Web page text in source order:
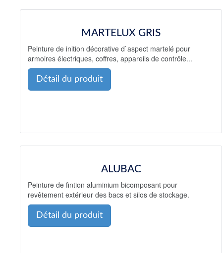
MARTELUX GRIS
Peinture de inition décorative d`aspect martelé pour
armoires électriques, coffres, appareils de contrôle...
Détail du produit
ALUBAC
Peinture de fintion aluminium bicomposant pour
revêtement extérieur des bacs et silos de stockage.
Détail du produit